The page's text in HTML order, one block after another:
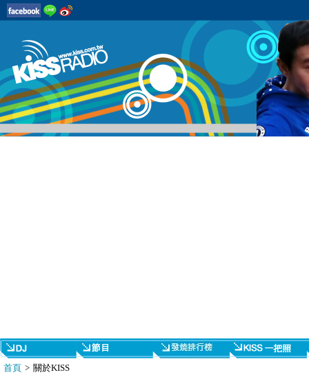
首頁 > 關於KISS